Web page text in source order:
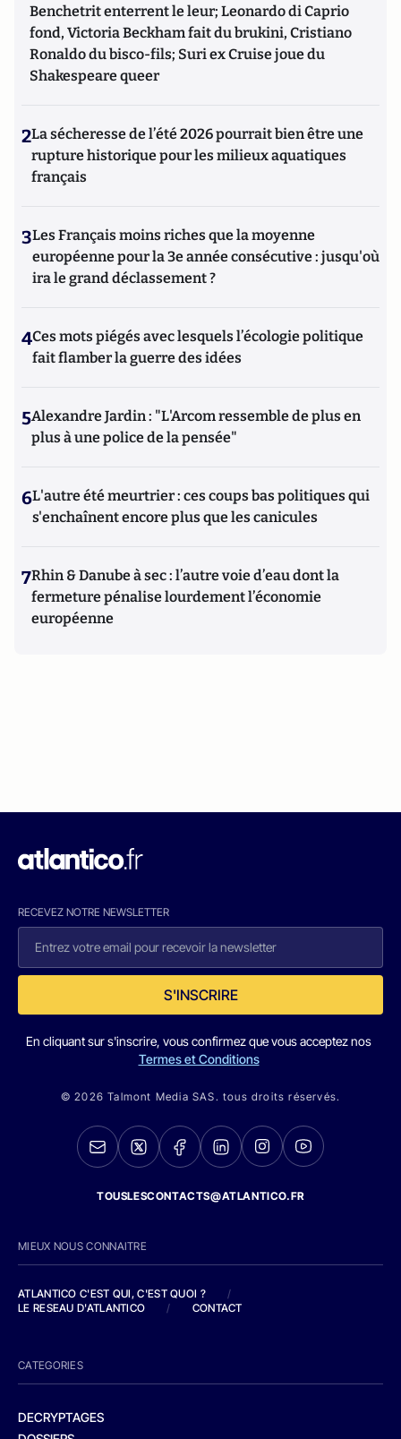
Benchetrit enterrent le leur; Leonardo di Caprio
fond, Victoria Beckham fait du brukini, Cristiano
Ronaldo du bisco-fils; Suri ex Cruise joue du
Shakespeare queer
2La sécheresse de l’été 2026 pourrait bien être une
rupture historique pour les milieux aquatiques
français
3Les Français moins riches que la moyenne
européenne pour la 3e année consécutive : jusqu'où
ira le grand déclassement ?
4Ces mots piégés avec lesquels l’écologie politique
fait flamber la guerre des idées
5Alexandre Jardin : "L'Arcom ressemble de plus en
plus à une police de la pensée"
6L'autre été meurtrier : ces coups bas politiques qui
s'enchaînent encore plus que les canicules
7Rhin & Danube à sec : l’autre voie d’eau dont la
fermeture pénalise lourdement l’économie
européenne
RECEVEZ NOTRE NEWSLETTER
S'INSCRIRE
En cliquant sur s'inscrire, vous confirmez que vous acceptez nos
Termes et Conditions
© 2026 Talmont Media SAS. tous droits réservés.
TOUSLESCONTACTS@ATLANTICO.FR
MIEUX NOUS CONNAITRE
ATLANTICO C'EST QUI, C'EST QUOI ?
/
LE RESEAU D'ATLANTICO
/ CONTACT
CATEGORIES
DECRYPTAGES